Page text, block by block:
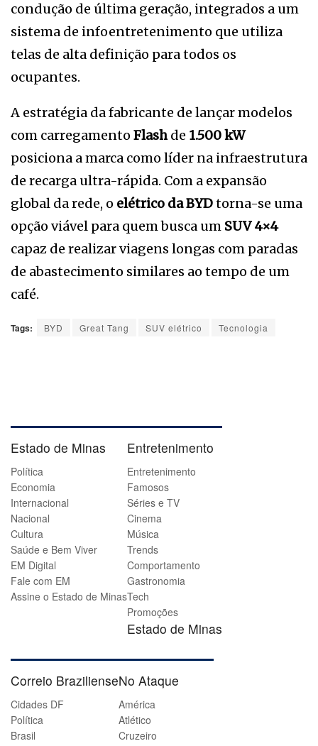
condução de última geração, integrados a um
sistema de infoentretenimento que utiliza
telas de alta definição para todos os
ocupantes.
A estratégia da fabricante de lançar modelos
com carregamento Flashde 1.500 kW
posiciona a marca como líder na infraestrutura
de recarga ultra-rápida. Com a expansão
global da rede, o elétrico da BYDtorna-se uma
opção viável para quem busca um SUV 4×4
capaz de realizar viagens longas com paradas
de abastecimento similares ao tempo de um
café.
Tags: BYD Great Tang SUV elétrico Tecnologia
Estado de Minas
Política
Economia
Internacional
Nacional
Cultura
Saúde e Bem Viver
EM Digital
Fale com EM
Assine o Estado de Minas
Entretenimento
Entretenimento
Famosos
Séries e TV
Cinema
Música
Trends
Comportamento
Gastronomia
Tech
Promoções
Estado de Minas
Correio Braziliense
Cidades DF
Política
Brasil
No Ataque
América
Atlético
Cruzeiro